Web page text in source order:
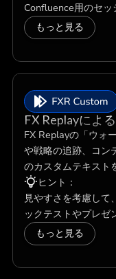
Confluence用のセ
もっと見る
FX Replayによ
FX Replayの「ウォ
や戦略の追跡、コン
のカスタムテキスト
ヒント：
見やすさを考慮して
ックテストやプレゼ
もっと見る